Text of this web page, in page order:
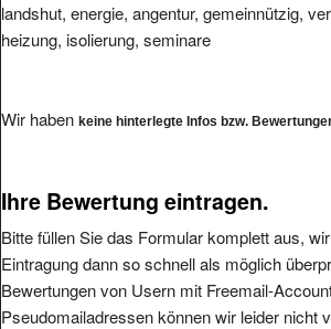
landshut, energie, angentur, gemeinnützig,
heizung, isolierung, seminare
Wir haben keine hinterlegte Infos bzw.
Ihre Bewertung eintragen.
Bitte füllen Sie das Formular komplett aus,
Eintragung dann so schnell als möglich
Bewertungen von Usern mit Freemail-
Pseudomailadressen können wir leider nicht